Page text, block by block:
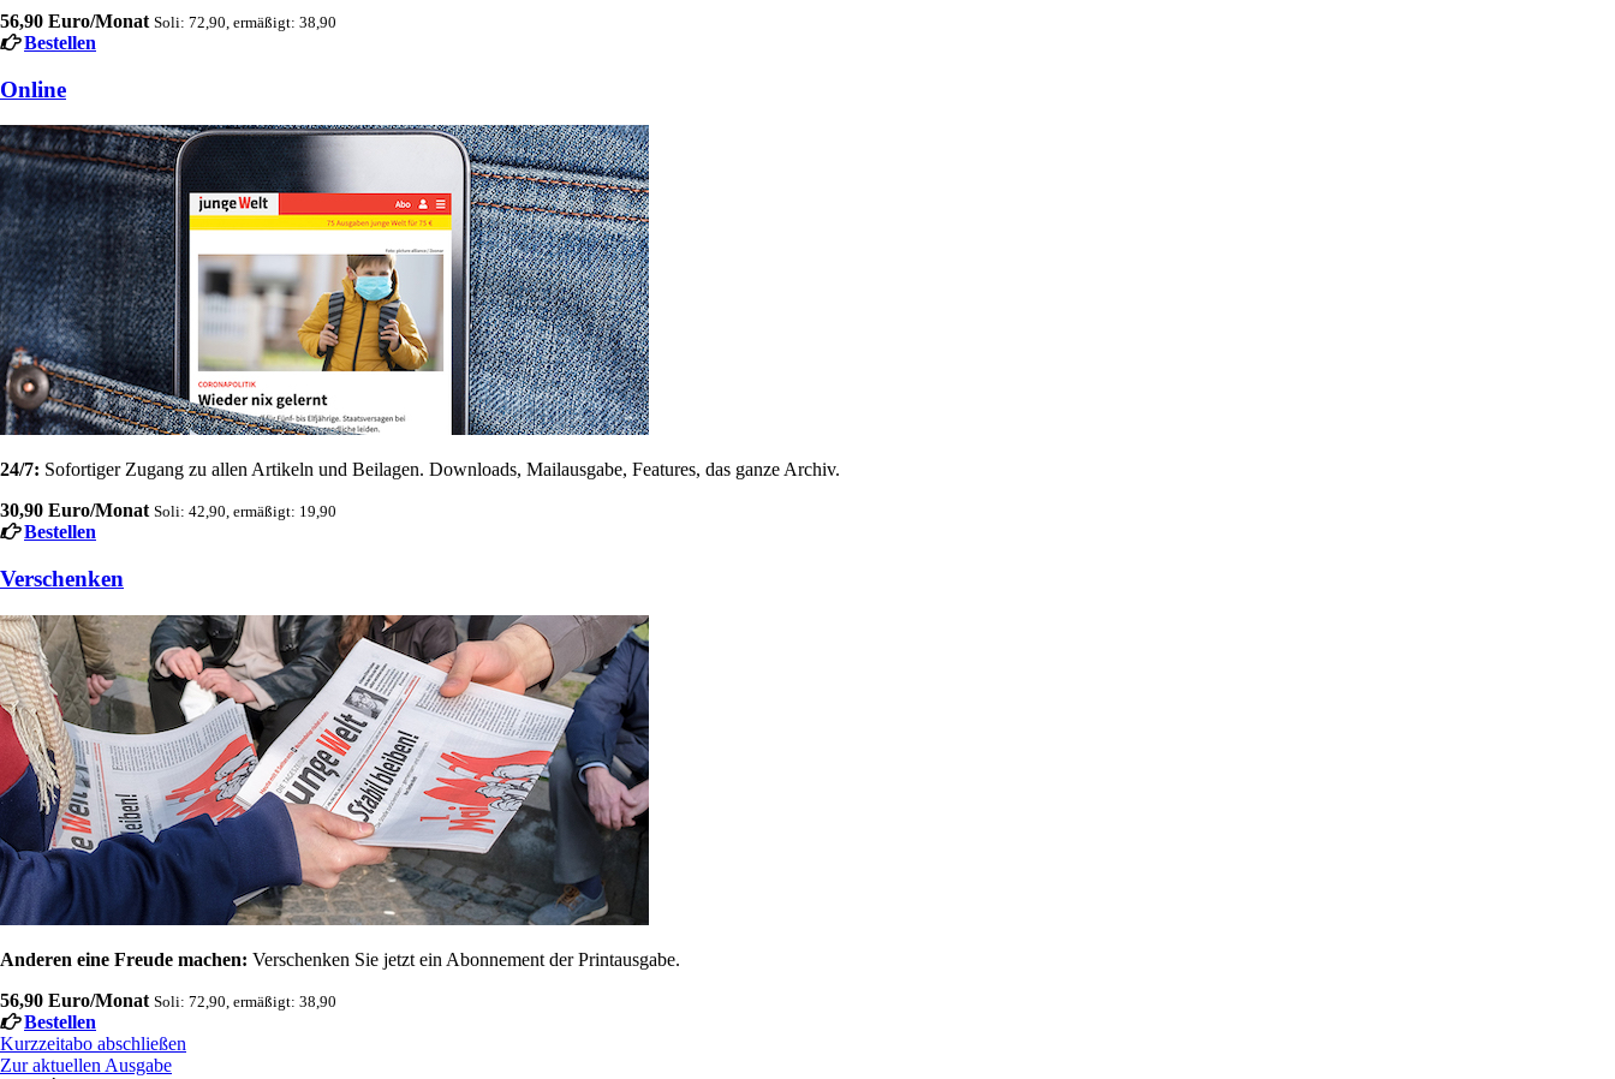
56,90 Euro/Monat Soli: 72,90, ermäßigt: 38,90
Bestellen
Online
24/7: Sofortiger Zugang zu allen Artikeln und Beilagen. Downloads, Mailausgabe, Features, das ganze Archiv.
30,90 Euro/Monat Soli: 42,90, ermäßigt: 19,90
Bestellen
Verschenken
Anderen eine Freude machen: Verschenken Sie jetzt ein Abonnement der Printausgabe.
56,90 Euro/Monat Soli: 72,90, ermäßigt: 38,90
Bestellen
Kurzzeitabo abschließen
Zur aktuellen Ausgabe